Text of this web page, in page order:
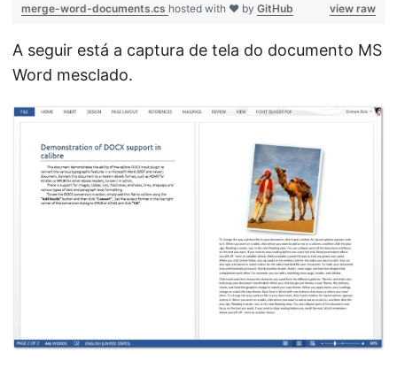
view raw
merge-word-documents.cs hosted with ❤ by GitHub
A seguir está a captura de tela do documento MS
Word mesclado.